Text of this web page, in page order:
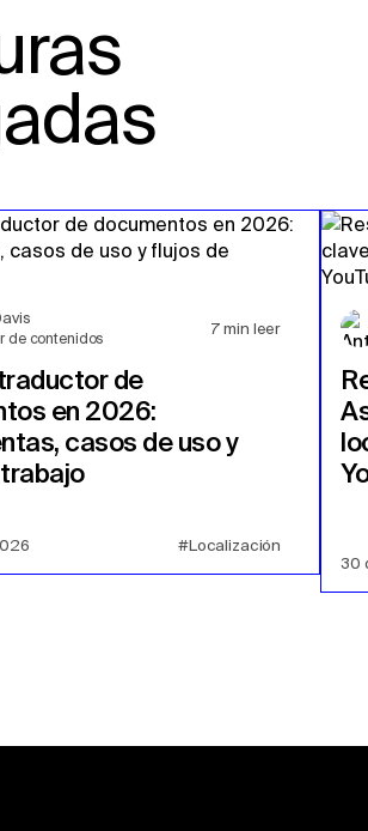
de contenidos
7 min leer
de
en 2026:
casos de uso y
#Localización
30